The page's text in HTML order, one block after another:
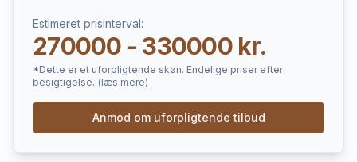
Estimeret prisinterval:
270000 - 330000 kr.
*Dette er et uforpligtende skøn. Endelige priser efter
besigtigelse. (læs mere)
Anmod om uforpligtende tilbud